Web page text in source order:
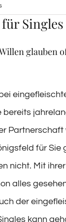
glauben
bereits
für
nicht. Mit
alles
der
kann